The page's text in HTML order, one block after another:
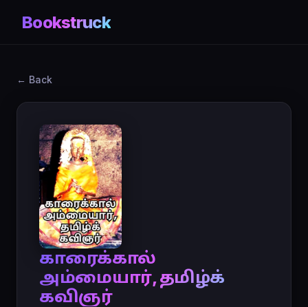
Bookstruck
← Back
காரைக்கால்
அம்மையார், தமிழ்க்
கவிஞர்